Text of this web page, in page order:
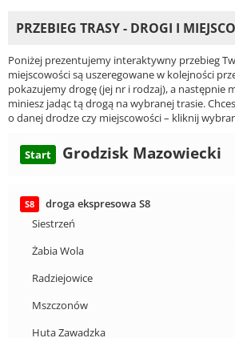
PRZEBIEG TRASY - DROGI I
Poniżej prezentujemy interaktywny przebieg
miejscowości są uszeregowane w kolejności
pokazujemy drogę (jej nr i rodzaj), a następnie
miniesz jadąc tą drogą na wybranej trasie.
o danej drodze czy miejscowości – kliknij
Start Grodzisk Mazowiecki
S8
droga ekspresowa S8
Siestrzeń
Żabia Wola
Radziejowice
Mszczonów
Huta Zawadzka